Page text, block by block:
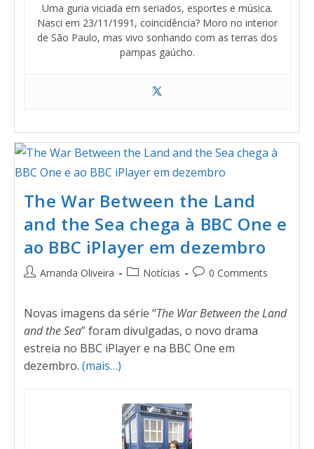
Uma guria viciada em seriados, esportes e música.
Nasci em 23/11/1991, coincidência? Moro no interior
de São Paulo, mas vivo sonhando com as terras dos
pampas gaúcho.
The War Between the Land
and the Sea chega à BBC One e
ao BBC iPlayer em dezembro
Amanda Oliveira Notícias 0 Comments
Novas imagens da série “The War Between the Land
and the Sea” foram divulgadas, o novo drama
estreia no BBC iPlayer e na BBC One em
dezembro. (mais…)